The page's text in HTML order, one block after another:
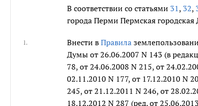
В соответствии со статьями 31 , 32,
города Перми Пермская
1. Внести вПравила
Думы от 26.06.2007 N 143 (в
78, от 24.06.2008 N 215, от
02.11.2010 N 177, от 17.12.2010 N
245, от 21.12.2011 N 246, от
18.12.2012 N 287 (ред. от